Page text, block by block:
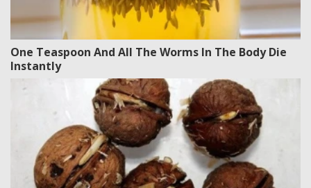
One Teaspoon And All The Worms In The Body Die
Instantly